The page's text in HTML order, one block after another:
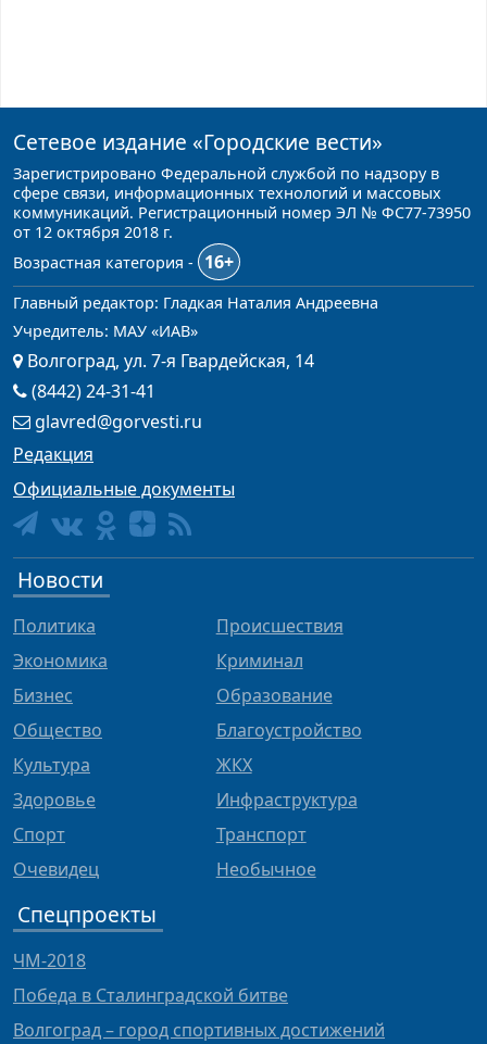
Сетевое издание «Городские вести»
Зарегистрировано Федеральной службой по надзору в
сфере связи, информационных технологий и массовых
коммуникаций. Регистрационный номер ЭЛ № ФС77-73950
от 12 октября 2018 г.
Возрастная категория -
16+
Главный редактор: Гладкая Наталия Андреевна
Учредитель: МАУ «ИАВ»
Волгоград, ул. 7-я Гвардейская, 14
(8442) 24-31-41
glavred@gorvesti.ru
Редакция
Официальные документы
Новости
Политика
Экономика
Бизнес
Общество
Культура
Здоровье
Спорт
Очевидец
Происшествия
Криминал
Образование
Благоустройство
ЖКХ
Инфраструктура
Транспорт
Необычное
Спецпроекты
ЧМ-2018
Победа в Сталинградской битве
Волгоград – город спортивных достижений